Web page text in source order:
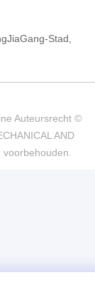
Stad,
Auteursrecht ©
AND
voorbehouden.